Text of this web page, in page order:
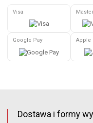
Visa
Google Pay Apple
Dostawa i formy